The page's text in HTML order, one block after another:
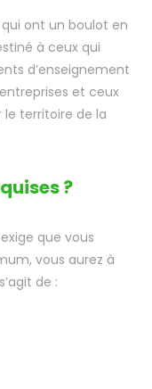
ont un boulot en
à ceux qui
d’enseignement
et ceux
le territoire de la
?
que vous
vous aurez à
de :